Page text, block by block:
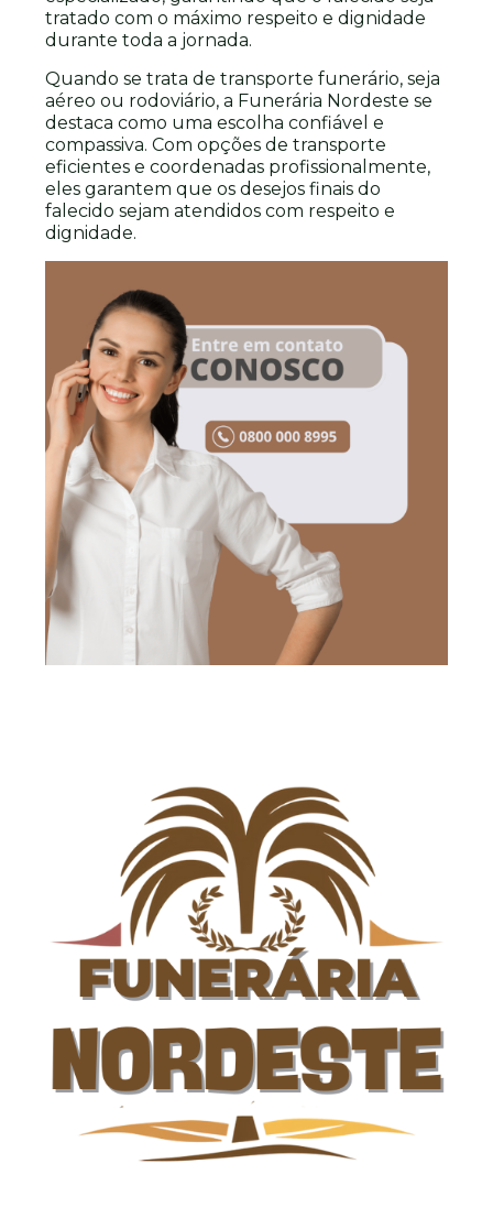
tratado com o máximo respeito e dignidade
durante toda a jornada.
Quando se trata de transporte funerário, seja
aéreo ou rodoviário, a Funerária Nordeste se
destaca como uma escolha confiável e
compassiva. Com opções de transporte
eficientes e coordenadas profissionalmente,
eles garantem que os desejos finais do
falecido sejam atendidos com respeito e
dignidade.